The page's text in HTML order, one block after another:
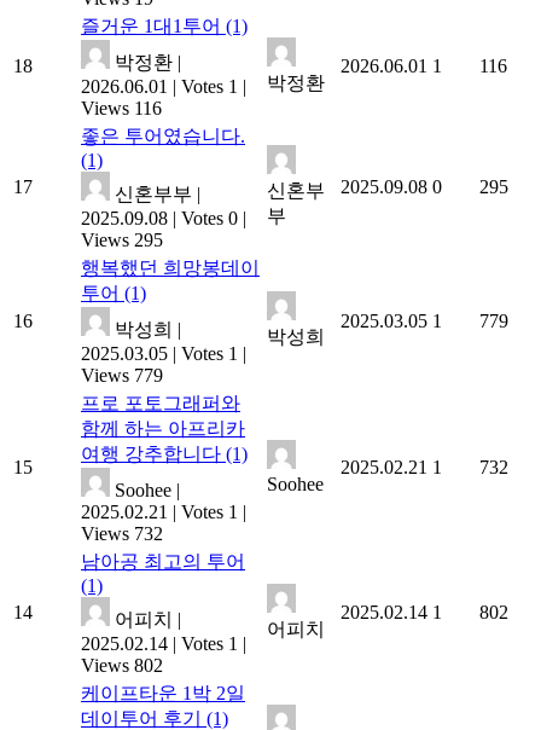
18
즐거운 1대1투어 (1)
박정환 |
2026.06.01 | Votes 1 |
Views 116
박정환
2026.06.01 1 116
17
좋은 투어였습니다.
(1)
신혼부부 |
2025.09.08 | Votes 0 |
Views 295
신혼부
부
2025.09.08 0 295
16
행복했던 희망봉데이
투어 (1)
박성희 |
2025.03.05 | Votes 1 |
Views 779
박성희
2025.03.05 1 779
15
프로 포토그래퍼와
함께 하는 아프리카
여행 강추합니다 (1)
Soohee |
2025.02.21 | Votes 1 |
Views 732
Soohee
2025.02.21 1 732
14
남아공 최고의 투어
(1)
어피치 |
2025.02.14 | Votes 1 |
Views 802
어피치
2025.02.14 1 802
케이프타운 1박 2일
데이투어 후기 (1)